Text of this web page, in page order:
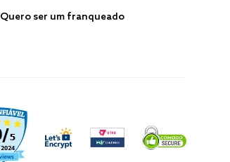
Quero ser um franqueado